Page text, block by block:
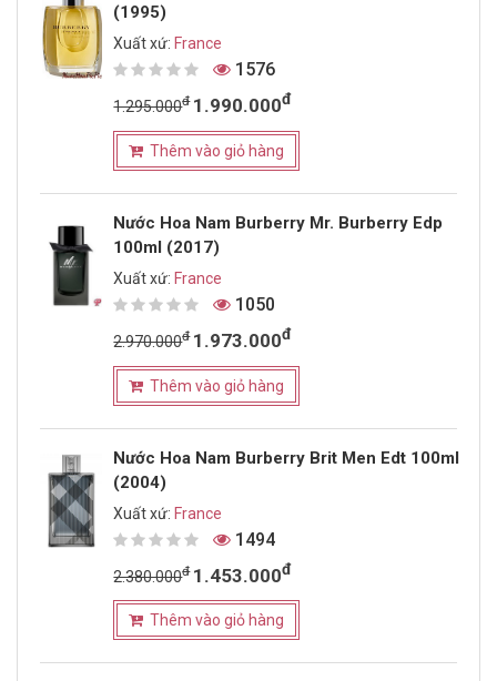
(1995)
Xuất xứ: France
1576
1.295.000đ 1.990.000đ
Thêm vào giỏ hàng
Nước Hoa Nam Burberry Mr. Burberry Edp
100ml (2017)
Xuất xứ: France
1050
2.970.000đ 1.973.000đ
Thêm vào giỏ hàng
Nước Hoa Nam Burberry Brit Men Edt 100ml
(2004)
Xuất xứ: France
1494
2.380.000đ 1.453.000đ
Thêm vào giỏ hàng